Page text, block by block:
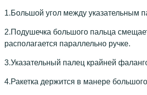
1.Большой угол между указательным
2.Подушечка большого пальца
располагается параллельно ручке.
3.Указательный палец крайней
4.Ракетка держится в манере